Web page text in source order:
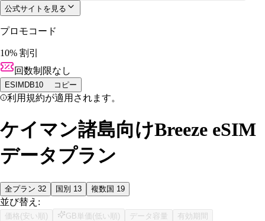
公式サイトを見る
プロモコード
10% 割引
回数制限なし
ESIMDB10 コピー
利用規約が適用されます。
ケイマン諸島向けBreeze eSIM
データプラン
全プラン 32 国別 13 複数国 19
並び替え:
価格(安い順) GB単価(低い順) データ容量 有効期間